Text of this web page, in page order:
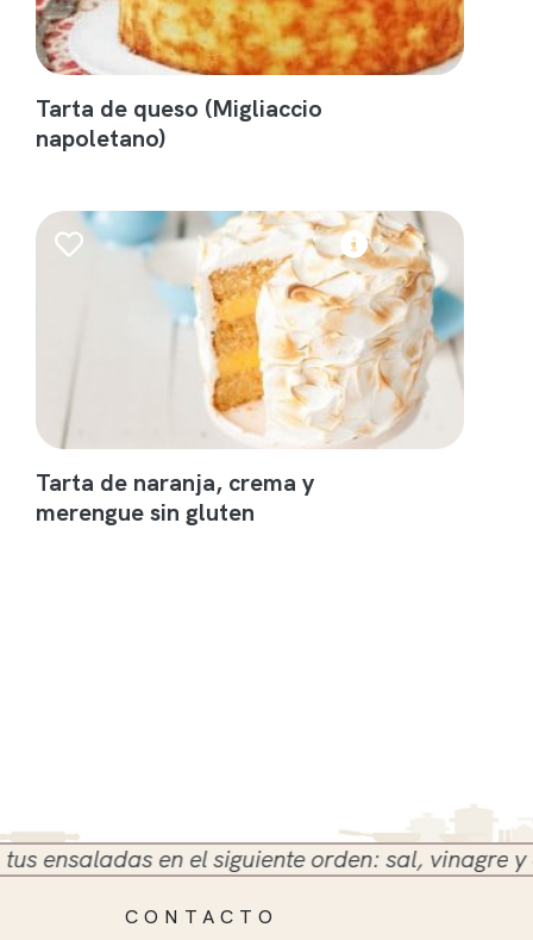
Tarta de queso (Migliaccio
napoletano)
Tarta de naranja, crema y
merengue sin gluten
en el siguiente orden: sal, vinagre y
CONTACTO